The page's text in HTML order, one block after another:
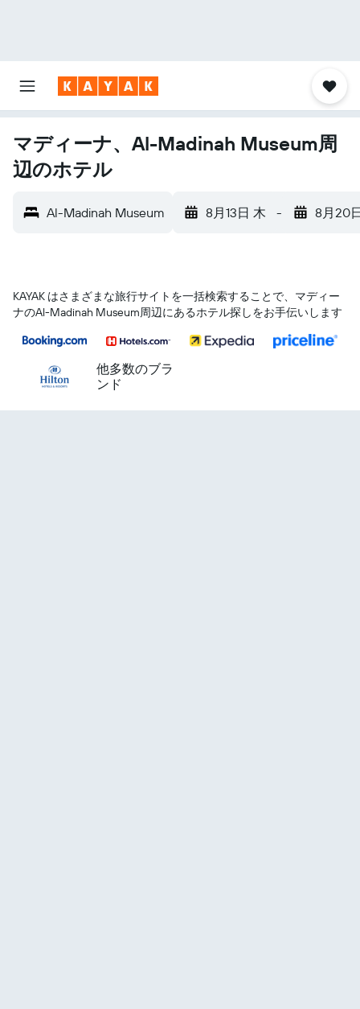
マディーナ、Al-Madinah Museum周
辺のホテル
Al-Madinah Museum 8月13日 木 - 8月20
KAYAK はさまざまな旅行サイトを一括検索することで、マディー
ナ​のAl-Madinah Museum​周辺にあるホテル探しをお手伝いします
他多数のブラ
ンド